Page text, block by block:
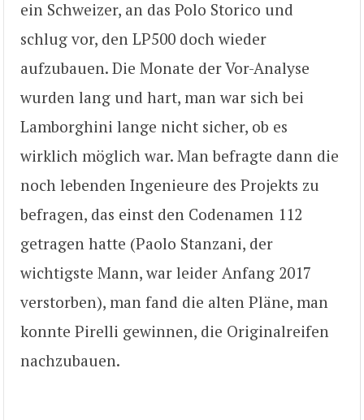
ein Schweizer, an das Polo Storico und
schlug vor, den LP500 doch wieder
aufzubauen. Die Monate der Vor-Analyse
wurden lang und hart, man war sich bei
Lamborghini lange nicht sicher, ob es
wirklich möglich war. Man befragte dann die
noch lebenden Ingenieure des Projekts zu
befragen, das einst den Codenamen 112
getragen hatte (Paolo Stanzani, der
wichtigste Mann, war leider Anfang 2017
verstorben), man fand die alten Pläne, man
konnte Pirelli gewinnen, die Originalreifen
nachzubauen.